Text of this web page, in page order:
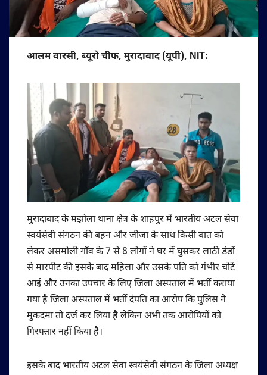
आलम वारसी, ब्यूरो चीफ, मुरादाबाद (यूपी), NIT:
मुरादाबाद के मझोला थाना क्षेत्र के शाहपुर में भारतीय अटल सेवा
स्वयंसेवी संगठन की बहन और जीजा के साथ किसी बात को
लेकर असमोली गाँव के 7 से 8 लोगों ने घर में घुसकर लाठी डंडों
से मारपीट की इसके बाद महिला और उसके पति को गंभीर चोटें
आई और उनका उपचार के लिए जिला अस्पताल में भर्ती कराया
गया है जिला अस्पताल में भर्ती दंपति का आरोप कि पुलिस ने
मुकदमा तो दर्ज कर लिया है लेकिन अभी तक आरोपियों को
गिरफ्तार नहीं किया है।
इसके बाद भारतीय अटल सेवा स्वयंसेवी संगठन के जिला अध्यक्ष